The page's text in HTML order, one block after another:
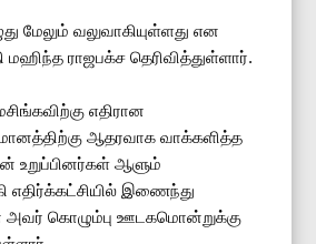
மேலும் வலுவாகியுள்ளது என
ராஜபக்ச தெரிவித்துள்ளார்.
எதிரான
ஆதரவாக வாக்களித்த
உறுப்பினர்கள் ஆளும்
எதிர்க்கட்சியில் இணைந்து
கொழும்பு ஊடகமொன்றுக்கு